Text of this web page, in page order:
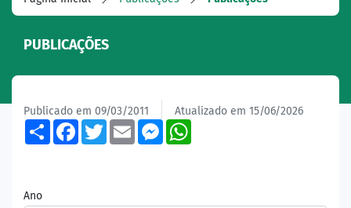
PUBLICAÇÕES
Publicado em 09/03/2011 Atualizado em 15/06/2026
ShareFacebook
TwitterEmailMessenger
Ano